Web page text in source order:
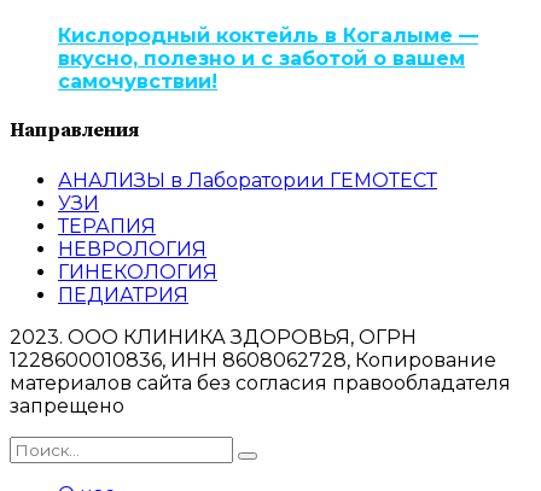
Кислородный коктейль в Когалыме —
вкусно, полезно и с заботой о вашем
самочувствии!
Направления
АНАЛИЗЫ в Лаборатории ГЕМОТЕСТ
УЗИ
ТЕРАПИЯ
НЕВРОЛОГИЯ
ГИНЕКОЛОГИЯ
ПЕДИАТРИЯ
2023. ООО КЛИНИКА ЗДОРОВЬЯ, ОГРН
1228600010836, ИНН 8608062728, Копирование
материалов сайта без согласия правообладателя
запрещено